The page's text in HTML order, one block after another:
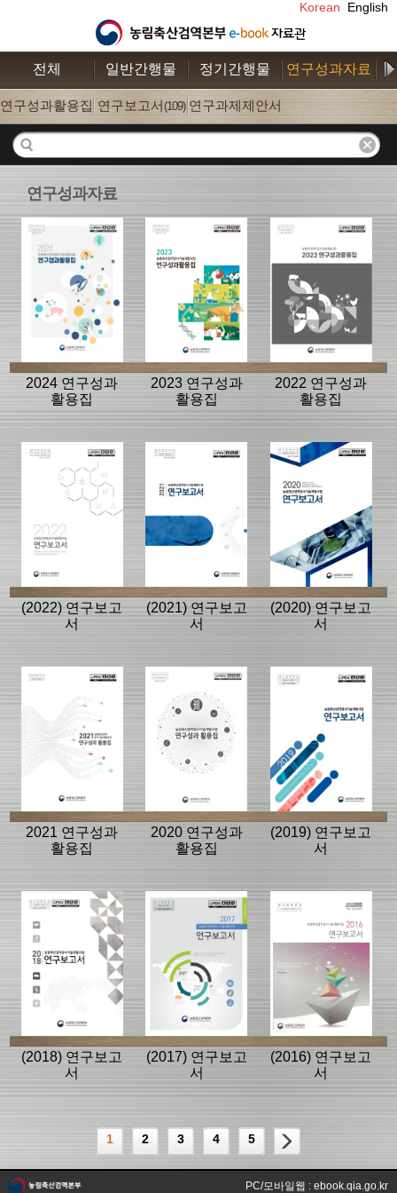
Korean English
전체 일반간행물 정기간행물 연구성과자료
연구성과활용집 (26)
연구보고서 (109) 연구과제제안서
연구성과자료
2024 연구성과
활용집
2023 연구성과
활용집
2022 연구성과
활용집
(2022) 연구보고
서
(2021) 연구보고
서
(2020) 연구보고
서
2021 연구성과
활용집
2020 연구성과
활용집
(2019) 연구보고
서
(2018) 연구보고
서
(2017) 연구보고
서
(2016) 연구보고
서
1 2 3 4 5
PC/모바일웹 : ebook.qia.go.kr